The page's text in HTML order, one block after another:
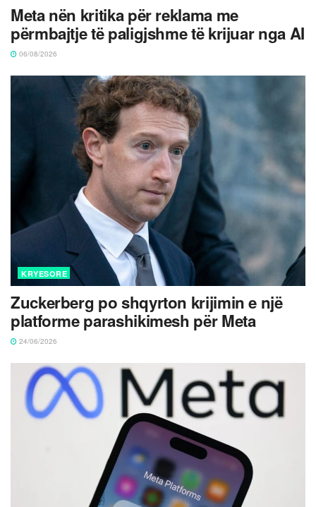
Meta nën kritika për reklama me
përmbajtje të paligjshme të krijuar nga AI
06/08/2026
KRYESORE
Zuckerberg po shqyrton krijimin e një
platforme parashikimesh për Meta
24/06/2026